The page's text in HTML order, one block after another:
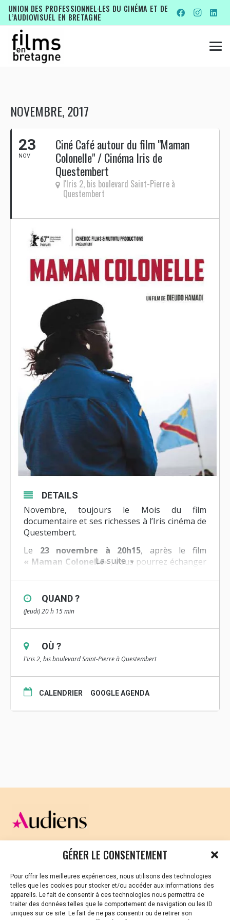
GÉRER LE CONSENTEMENT
Pour offrir les meilleures expériences, nous utilisons des technologies
telles que les cookies pour stocker et/ou accéder aux informations des
appareils. Le fait de consentir à ces technologies nous permettra de
traiter des données telles que le comportement de navigation ou les ID
uniques sur ce site. Le fait de ne pas consentir ou de retirer son
UNION DES PROFESSIONNEL·LES DU CINÉMA ET DE
L’AUDIOVISUEL EN BRETAGNE
NOVEMBRE, 2017
23
NOV
Ciné Café autour du film "Maman
Colonelle" / Cinéma Iris de
Questembert
l'Iris 2, bis boulevard Saint-Pierre à
Questembert
La suite
DÉTAILS
Novembre, toujours le Mois du film
documentaire et ses richesses à l’Iris cinéma de
Questembert.
Le 23 novembre à 20h15, après le film
« Maman Colonelle« , vous pourrez échanger
réel, Paris, 2017
oécuménique, Berlinale, 2017
A travers le portrait de cette femme d’un courage et
d’une ténacité hors du commun qui lutte pour que
justice soit faite, le film aborde la question des
violences faites aux femmes et aux enfants en
République Démocratique du Congo.
Toutes les informations sur la séance
QUAND ?
(Jeudi) 20 h 15 min
OÙ ?
l'Iris 2, bis boulevard Saint-Pierre à Questembert
CALENDRIER GOOGLE AGENDA
CELLULE D’ÉCOUTE ET DE SOUTIEN PSYCHOLOGIQUE ET
Vous avez été témoin ou vous êtes victime de VSS ? Ou
vous êtes référent·es harcèlement en besoin de soutien
ou d’informations ?